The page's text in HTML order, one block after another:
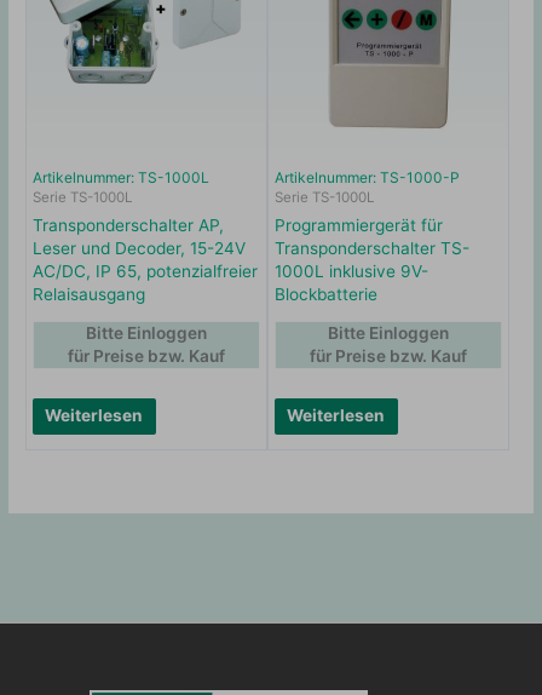
Artikelnummer: TS-1000L
Serie TS-1000L
Transponderschalter AP,
Leser und Decoder, 15-24V
AC/DC, IP 65, potenzialfreier
Relaisausgang
Weiterlesen
Bitte Einloggen
für Preise bzw. Kauf
Artikelnummer: TS-1000-P
Serie TS-1000L
Programmiergerät für
Transponderschalter TS-
1000L inklusive 9V-
Blockbatterie
Weiterlesen
Bitte Einloggen
für Preise bzw. Kauf